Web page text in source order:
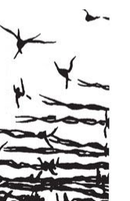
e faz alusões à
da saúde física e
sua
Há
de um
da Casa